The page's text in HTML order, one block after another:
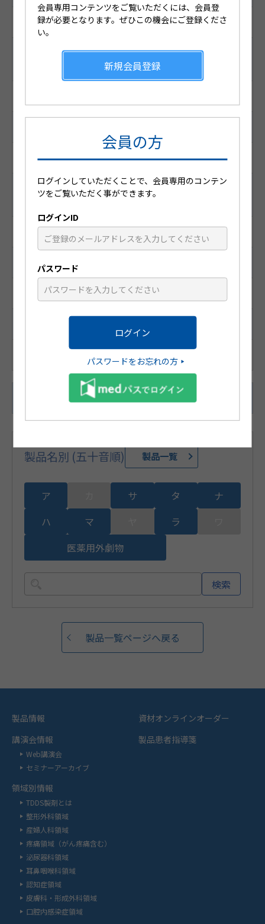
(01)14987188456009
薬価基準収載コード
（厚生労働省コード）
1190700S1134
レセプト電算コード
（医薬品マスターコード）
HP3230T
188-45600-2
70枚（1枚/1袋×70袋）
製品名別 (五十音順) 製品一覧
ア サ タ
ナ
ハ
マ ラ
医薬用外劇物
検索
製品一覧ページへ戻る
製品情報
講演会情報
Web講演会
セミナーアーカイブ
領域別情報
TDDS製剤とは
整形外科領域
産婦人科領域
疼痛領域（がん疼痛含む）
泌尿器科領域
耳鼻咽喉科領域
認知症領域
皮膚科・形成外科領域
口腔内感染症領域
資材オンラインオーダー
製品患者指導箋
会員専用コンテンツをご覧いただくには、会員登
録が必要となります。ぜひこの機会にご登録くださ
い。
新規会員登録
会員の方
ログインしていただくことで、会員専用のコンテン
ツをご覧いただく事ができます。
ログインID
パスワード
パスワードをお忘れの方